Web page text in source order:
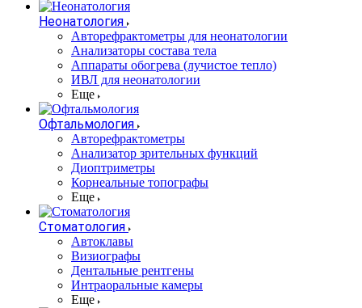
Неонатология
Авторефрактометры для неонатологии
Анализаторы состава тела
Аппараты обогрева (лучистое тепло)
ИВЛ для неонатологии
Еще
Офтальмология
Авторефрактометры
Анализатор зрительных функций
Диоптриметры
Корнеальные топографы
Еще
Стоматология
Автоклавы
Визиографы
Дентальные рентгены
Интраоральные камеры
Еще